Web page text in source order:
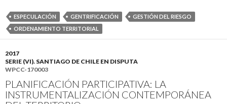
ESPECULACIÓN GENTRIFICACIÓN
GESTIÓN DEL RIESGO
ORDENAMIENTO TERRITORIAL
2017
SERIE (VI). SANTIAGO DE CHILE EN DISPUTA
WPCC-170003
PLANIFICACIÓN PARTICIPATIVA: LA
INSTRUMENTALIZACIÓN CONTEMPORÁNEA